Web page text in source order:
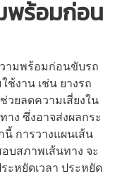
พร้อมก่อน
ามพร้อมก่อนขับรถ
ช้งาน เช่น ยางรถ
วยลดความเสี่ยงใน
าง ซึ่งอาจส่งผลกระ
การวางแผนเส้น
บสภาพเส้นทาง จะ
ะหยัดเวลา ประหยัด